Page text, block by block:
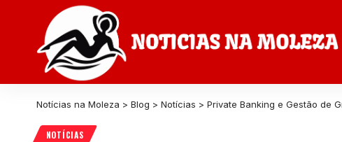
Notícias na Moleza > Blog > Notícias > Private Banking e Gestão de
NOTÍCIAS